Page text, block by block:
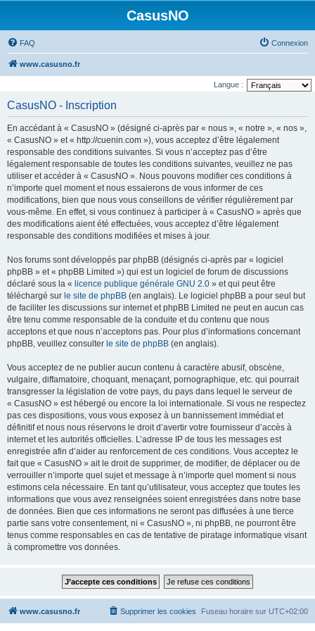
CasusNO
FAQ Connexion
www.casusno.fr
Langue :
CasusNO - Inscription
En accédant à « CasusNO » (désigné ci-après par « nous », « notre », « nos »,
« CasusNO » et « http://cuenin.com »), vous acceptez d’être légalement
responsable des conditions suivantes. Si vous n’acceptez pas d’être
légalement responsable de toutes les conditions suivantes, veuillez ne pas
utiliser et accéder à « CasusNO ». Nous pouvons modifier ces conditions à
n’importe quel moment et nous essaierons de vous informer de ces
modifications, bien que nous vous conseillons de vérifier régulièrement par
vous-même. En effet, si vous continuez à participer à « CasusNO » après que
des modifications aient été effectuées, vous acceptez d’être légalement
responsable des conditions modifiées et mises à jour.
Nos forums sont développés par phpBB (désignés ci-après par « logiciel
phpBB » et « phpBB Limited ») qui est un logiciel de forum de discussions
déclaré sous la « licence publique générale GNU 2.0 » et qui peut être
téléchargé sur le site de phpBB (en anglais). Le logiciel phpBB a pour seul but
de faciliter les discussions sur internet et phpBB Limited ne peut en aucun cas
être tenu comme responsable de la conduite et du contenu que nous
acceptons et que nous n’acceptons pas. Pour plus d’informations concernant
phpBB, veuillez consulter le site de phpBB (en anglais).
Vous acceptez de ne publier aucun contenu à caractère abusif, obscène,
vulgaire, diffamatoire, choquant, menaçant, pornographique, etc. qui pourrait
transgresser la législation de votre pays, du pays dans lequel le serveur de
« CasusNO » est hébergé ou encore la loi internationale. Si vous ne respectez
pas ces dispositions, vous vous exposez à un bannissement immédiat et
définitif et nous nous réservons le droit d’avertir votre fournisseur d’accès à
internet et les autorités officielles. L’adresse IP de tous les messages est
enregistrée afin d’aider au renforcement de ces conditions. Vous acceptez le
fait que « CasusNO » ait le droit de supprimer, de modifier, de déplacer ou de
verrouiller n’importe quel sujet et message à n’importe quel moment si nous
estimons cela nécessaire. En tant qu’utilisateur, vous acceptez que toutes les
informations que vous avez renseignées soient enregistrées dans notre base
de données. Bien que ces informations ne seront pas diffusées à une tierce
partie sans votre consentement, ni « CasusNO », ni phpBB, ne pourront être
tenus comme responsables en cas de tentative de piratage informatique visant
à compromettre vos données.
www.casusno.fr Fuseau horaire sur UTC+02:00
Supprimer les cookies